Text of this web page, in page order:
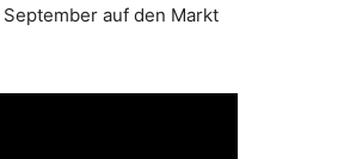
auf den Markt